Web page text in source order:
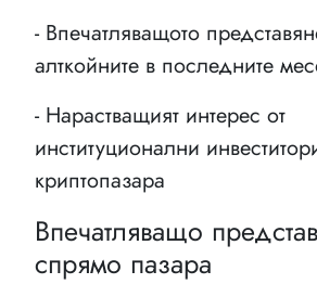
- Впечатляващото
алткойните в последните
- Нарастващият интерес от
институционални
криптопазара
Впечатляващо
спрямо пазара